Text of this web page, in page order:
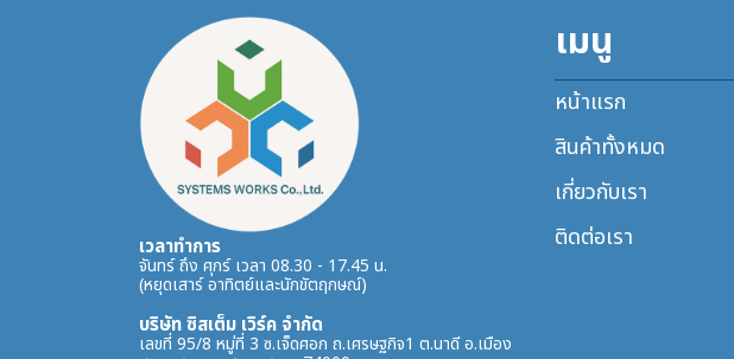
เวลาทำการ
จันทร์ ถึง ศุกร์ เวลา 08.30 - 17.45 น.
(หยุดเสาร์ อาทิตย์และนักขัตฤกษณ์)
บริษัท ซิสเต็ม เวิร์ค จำกัด
เลขที่ 95/8 หมู่ที่ 3 ซ.เจ็ดศอก ถ.เศรษฐกิจ1 ต.นาดี อ.เมือง
เมนู
หน้าแรก
สินค้าทั้งหมด
เกี่ยวกับเรา
ติดต่อเรา